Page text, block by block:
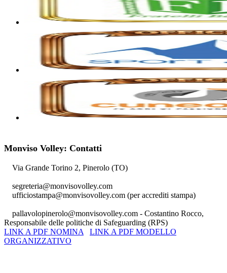
Monviso Volley: Contatti
Via Grande Torino 2, Pinerolo (TO)
segreteria@monvisovolley.com
ufficiostampa@monvisovolley.com (per accrediti stampa)
pallavolopinerolo@monvisovolley.com - Costantino Rocco,
Responsabile delle politiche di Safeguarding (RPS)
LINK A PDF NOMINA
LINK A PDF MODELLO
ORGANIZZATIVO